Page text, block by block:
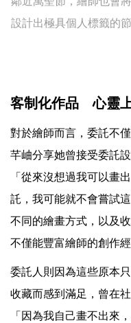
設計出極具個人標籤的
客制化作品 心靈
對於繪師而言，委託不
芊岫分享她曾接受委託
「從來沒想過我可以畫
託，我可能就不會嘗試
不同的繪畫方式，以及
不僅能豐富繪師的創作
委託人則因為這些原本
收藏而感到滿足，曾在
「因為我自己畫不出來